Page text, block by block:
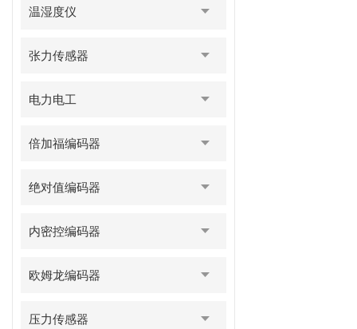
温湿度仪
张力传感器
电力电工
倍加福编码器
绝对值编码器
内密控编码器
欧姆龙编码器
压力传感器